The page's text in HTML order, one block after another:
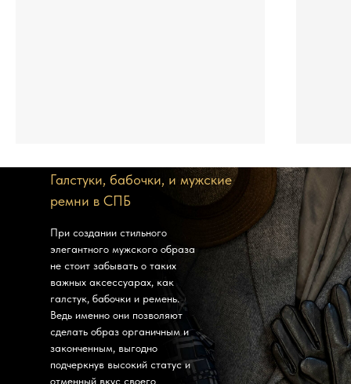
Галстуки, бабочки, и мужские
ремни в СПБ
При создании стильного
элегантного мужского образа
не стоит забывать о таких
важных аксессуарах, как
галстук, бабочки и ремень.
Ведь именно они позволяют
сделать образ органичным и
законченным, выгодно
подчеркнув высокий статус и
отменный вкус своего